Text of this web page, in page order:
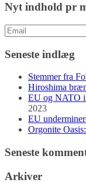
Nyt indhold pr
Seneste indlæg
Stemmer fra
Hiroshima
EU og NATO i
2023
EU
Orgonite
Seneste
Arkiver